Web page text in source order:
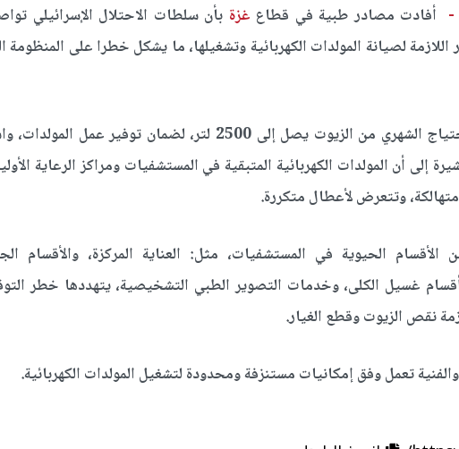
- أفادت مصادر طبية في قطاع غزة بأن سلطات الاحتلال الإسرائيلي
لصيانة المولدات الكهربائية وتشغيلها، ما يشكل خطرا على
وأوضحت المصادر أن الاحتياج الشهري من الزيوت يصل إلى 2500 لتر، لضمان توفير عمل
إلى أن المولدات الكهربائية المتبقية في المستشفيات ومراكز الرعاية
وتتعرض لأعطال متكررة.
الحيوية في المستشفيات، مثل: العناية المركزة، والأقسام
غسيل الكلى، وخدمات التصوير الطبي التشخيصية، يتهددها خطر
نقص الزيوت وقطع الغيار.
تعمل وفق إمكانيات مستنزفة ومحدودة لتشغيل المولدات الكهربائية.